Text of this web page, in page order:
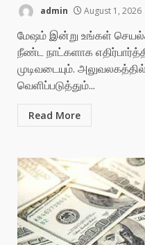
admin August 1, 2026
மேஷம் இன்று உங்கள்
நீண்ட நாட்களாக
முடிவடையும்.
வெளிப்படுத்தும்...
Read More